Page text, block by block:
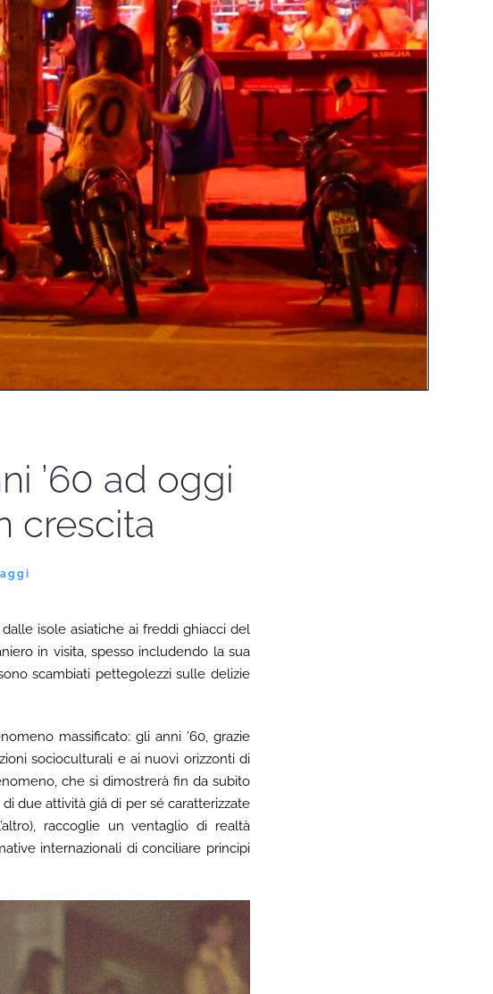
’60 ad oggi
crescita
isole asiatiche ai freddi ghiacci del
in visita, spesso includendo la sua
scambiati pettegolezzi sulle delizie
massificato: gli anni ’60, grazie
socioculturali e ai nuovi orizzonti di
che si dimostrerà fin da subito
due attività già di per sé caratterizzate
raccoglie un ventaglio di realtà
internazionali di conciliare principi